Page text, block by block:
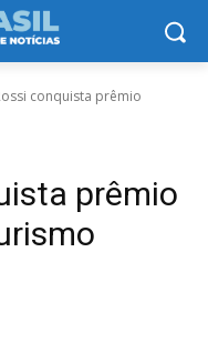
conquista prêmio
prêmio